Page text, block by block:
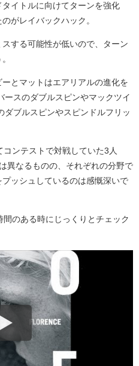
イトルに向けてターンを強化
がレイバックハック。
する可能性が低いので、ターン
とマットはエアリアルの進化を
ースのダブルスピンやマックツイ
ダブルスピンやスピンドルフリッ
ンテストで対戦していた3人
異なるものの、それぞれの分野で
ッシュしているのは感慨深いで
のある時にじっくりとチェック